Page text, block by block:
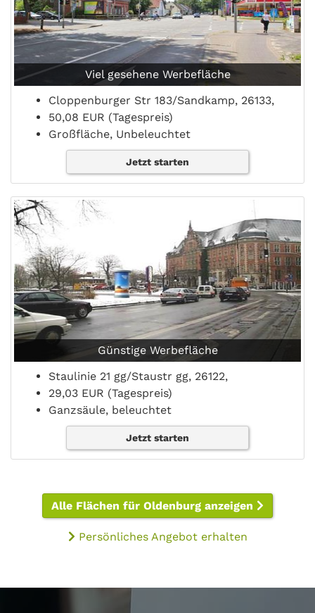
Viel gesehene Werbefläche
Cloppenburger Str 183/Sandkamp, 26133,
50,08 EUR (Tagespreis)
Großfläche, Unbeleuchtet
Jetzt starten
Günstige Werbefläche
Staulinie 21 gg/Staustr gg, 26122,
29,03 EUR (Tagespreis)
Ganzsäule, beleuchtet
Jetzt starten
Alle Flächen für Oldenburg anzeigen
Persönliches Angebot erhalten